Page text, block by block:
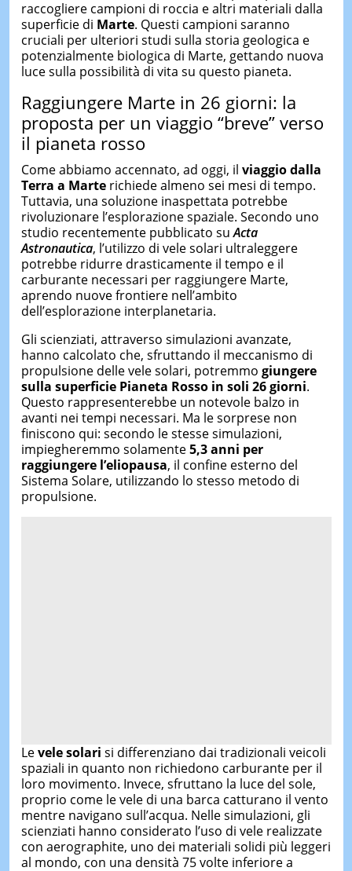
raccogliere campioni di roccia e altri materiali dalla
superficie di Marte. Questi campioni saranno
cruciali per ulteriori studi sulla storia geologica e
potenzialmente biologica di Marte, gettando nuova
luce sulla possibilità di vita su questo pianeta.
Raggiungere Marte in 26 giorni: la
proposta per un viaggio “breve” verso
il pianeta rosso
Come abbiamo accennato, ad oggi, il viaggio dalla
Terra a Marte richiede almeno sei mesi di tempo.
Tuttavia, una soluzione inaspettata potrebbe
rivoluzionare l’esplorazione spaziale. Secondo uno
studio recentemente pubblicato suActa
Astronautica, l’utilizzo di vele solari ultraleggere
potrebbe ridurre drasticamente il tempo e il
carburante necessari per raggiungere Marte,
aprendo nuove frontiere nell’ambito
dell’esplorazione interplanetaria.
Gli scienziati, attraverso simulazioni avanzate,
hanno calcolato che, sfruttando il meccanismo di
propulsione delle vele solari, potremmo giungere
sulla superficiePianeta Rosso in soli 26 giorni.
Questo rappresenterebbe un notevole balzo in
avanti nei tempi necessari. Ma le sorprese non
finiscono qui: secondo le stesse simulazioni,
impiegheremmo solamente5,3 anni per
raggiungere l’eliopausa, il confine esterno del
Sistema Solare, utilizzando lo stesso metodo di
propulsione.
Levele solari si differenziano dai tradizionali veicoli
spaziali in quanto non richiedono carburante per il
loro movimento. Invece, sfruttano la luce del sole,
proprio come le vele di una barca catturano il vento
mentre navigano sull’acqua. Nelle simulazioni, gli
scienziati hanno considerato l’uso di vele realizzate
con aerographite, uno dei materiali solidi più leggeri
al mondo, con una densità 75 volte inferiore a